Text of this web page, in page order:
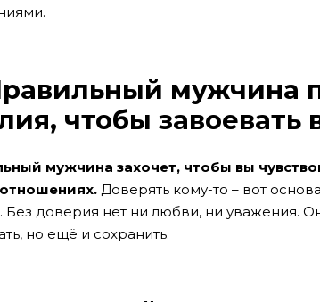
мужчина
чтобы завоевать
мужчина захочет, чтобы вы
Доверять кому-то – вот
Без доверия нет ни любви, ни уважения.
но ещё и сохранить.